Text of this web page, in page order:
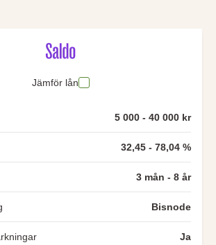
Jämför lån
5 000 - 40 000 kr
32,45 - 78,04 %
3 mån - 8 år
Bisnode
Ja